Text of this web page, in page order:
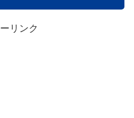
リンク